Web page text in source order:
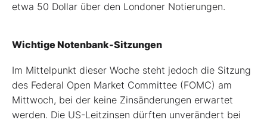
etwa 50 Dollar über den Londoner Notierungen.
Wichtige Notenbank-Sitzungen
Im Mittelpunkt dieser Woche steht jedoch die Sitzung
des Federal Open Market Committee (FOMC) am
Mittwoch, bei der keine Zinsänderungen erwartet
werden. Die US-Leitzinsen dürften unverändert bei